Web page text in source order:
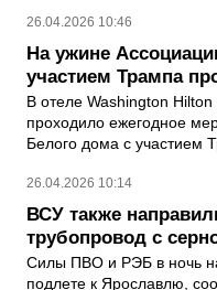
26.04.2026 10:46
На ужине
участием Трампа
В отеле Washington
проходило ежегодное
Белого дома с участием
26.04.2026 10:14
ВСУ также
трубопровод с
Силы ПВО и РЭБ в ночь
подлете к Ярославлю,